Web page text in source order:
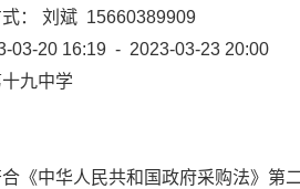
： 刘斌 15660389909
03-20 16:19 - 2023-03-23 20:00
九中学
《中华人民共和国政府采购法》第